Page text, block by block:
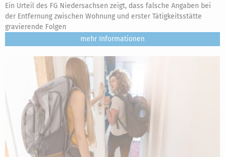
Ein Urteil des FG Niedersachsen zeigt, dass falsche Angaben bei
der Entfernung zwischen Wohnung und erster Tätigkeitsstätte
gravierende Folgen
mehr